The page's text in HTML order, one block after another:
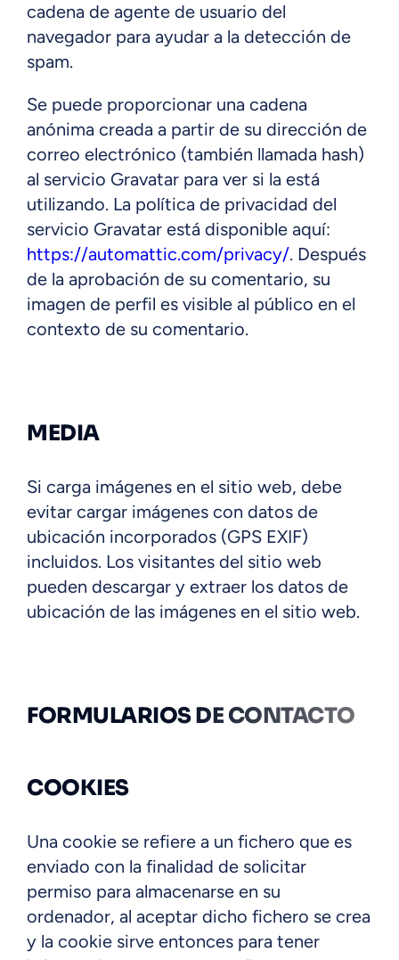
cadena de agente de usuario del
navegador para ayudar a la detección de
spam.
Se puede proporcionar una cadena
anónima creada a partir de su dirección de
correo electrónico (también llamada hash)
al servicio Gravatar para ver si la está
utilizando. La política de privacidad del
servicio Gravatar está disponible aquí:
https://automattic.com/privacy/. Después
de la aprobación de su comentario, su
imagen de perfil es visible al público en el
contexto de su comentario.
MEDIA
Si carga imágenes en el sitio web, debe
evitar cargar imágenes con datos de
ubicación incorporados (GPS EXIF)
incluidos. Los visitantes del sitio web
pueden descargar y extraer los datos de
ubicación de las imágenes en el sitio web.
FORMULARIOS DE CONTACTO
COOKIES
Una cookie se refiere a un fichero que es
enviado con la finalidad de solicitar
permiso para almacenarse en su
ordenador, al aceptar dicho fichero se crea
y la cookie sirve entonces para tener